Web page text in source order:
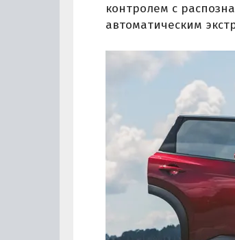
контролем с
автоматическим